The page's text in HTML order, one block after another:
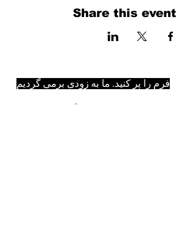
Share this event
فرم را پر کنید. ما به زودی برمی گردیم